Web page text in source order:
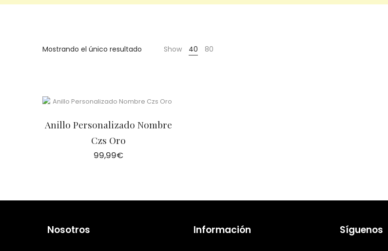
Mostrando el único resultado Show 40 80
Anillo Personalizado Nombre
Czs Oro
99,99€
Nosotros Información Síguenos